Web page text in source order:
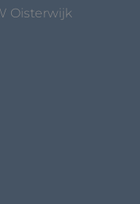
Oisterwijk